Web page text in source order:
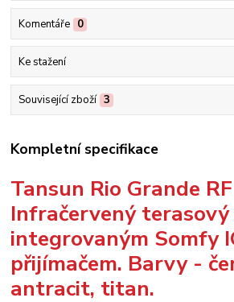
Komentáře 0
Ke stažení
Související zboží 3
Kompletní specifikace
Tansun Rio Grande
Infračervený terasový
integrovaným Somfy
přijímačem. Barvy -
antracit, titan.